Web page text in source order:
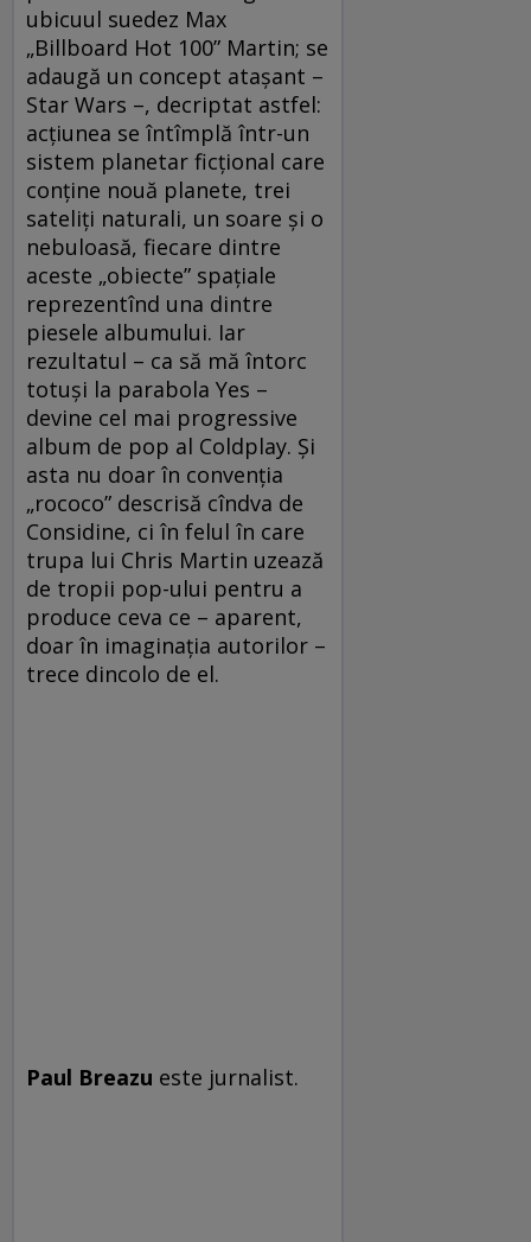
ubicuul suedez Max
„Billboard Hot 100” Martin; se
adaugă un concept atașant –
Star Wars –, decriptat astfel:
acțiunea se întîmplă într-un
sistem planetar ficțional care
conține nouă planete, trei
sateliți naturali, un soare și o
nebuloasă, fiecare dintre
aceste „obiecte” spațiale
reprezentînd una dintre
piesele albumului. Iar
rezultatul – ca să mă întorc
totuși la parabola Yes –
devine cel mai progressive
album de pop al Coldplay. Și
asta nu doar în convenția
„rococo” descrisă cîndva de
Considine, ci în felul în care
trupa lui Chris Martin uzează
de tropii pop-ului pentru a
produce ceva ce – aparent,
doar în imaginația autorilor –
trece dincolo de el.
Paul Breazu este jurnalist.